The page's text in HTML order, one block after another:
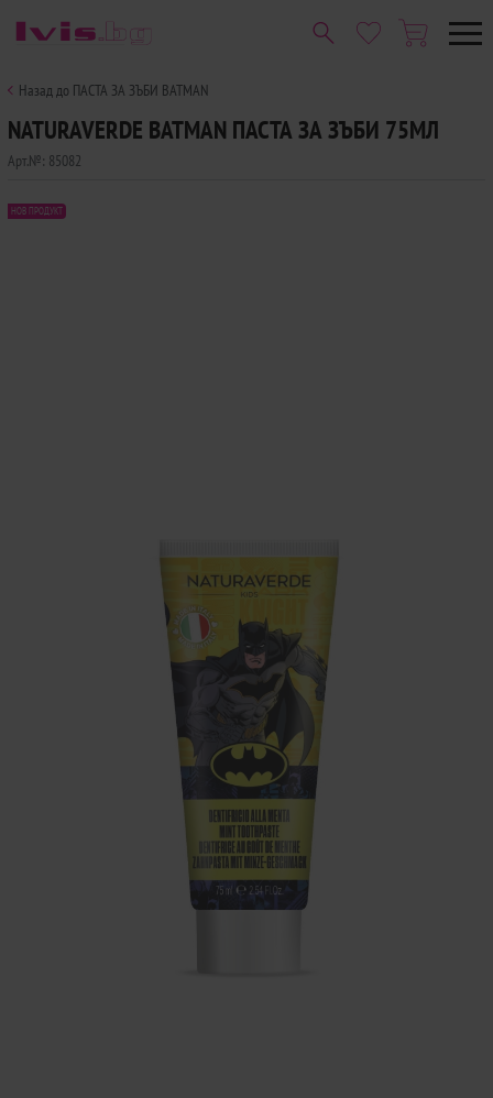
Назад до ПАСТА ЗА ЗЪБИ BATMAN
NATURAVERDE BATMAN ПАСТА ЗА ЗЪБИ 75МЛ
Арт.№: 85082
НОВ ПРОДУКТ